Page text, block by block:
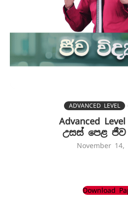
ADVANCED LEVEL
Advanced
උසස් පෙළ ජී​ව
November 14,
Download